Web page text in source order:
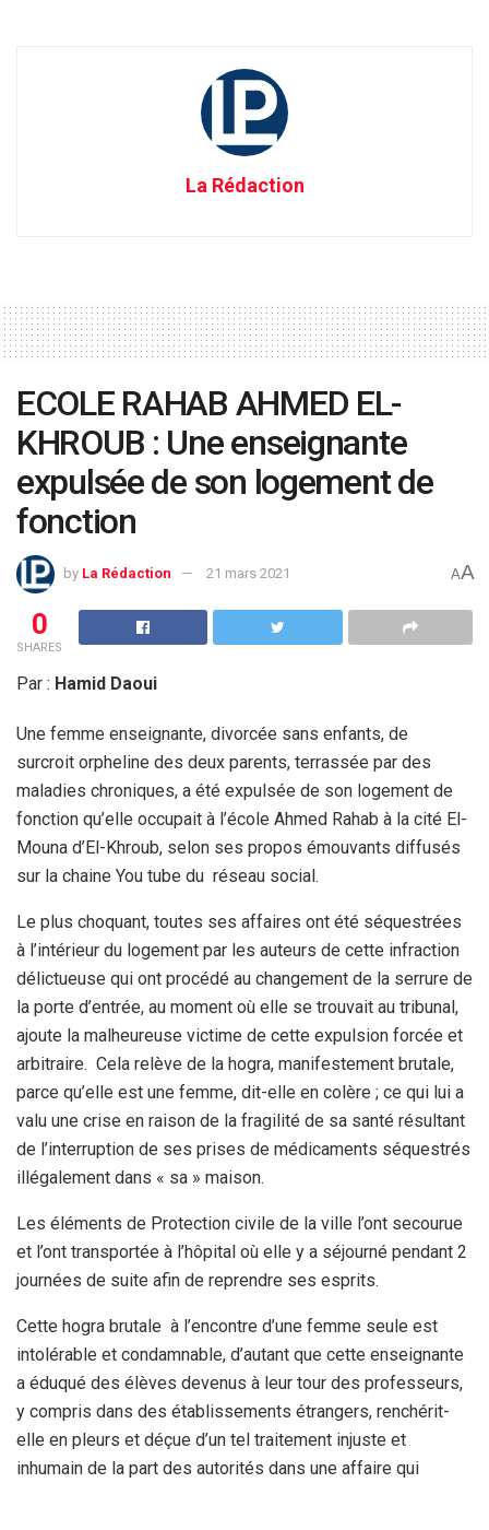
La Rédaction
ECOLE RAHAB AHMED EL-
KHROUB : Une enseignante
expulsée de son logement de
fonction
by La Rédaction 21 mars 2021 AA
0
SHARES
Par : Hamid Daoui
Une femme enseignante, divorcée sans enfants, de
surcroit orpheline des deux parents, terrassée par des
maladies chroniques, a été expulsée de son logement de
fonction qu’elle occupait à l’école Ahmed Rahab à la cité El-
Mouna d’El-Khroub, selon ses propos émouvants diffusés
sur la chaine You tube du réseau social.
Le plus choquant, toutes ses affaires ont été séquestrées
à l’intérieur du logement par les auteurs de cette infraction
délictueuse qui ont procédé au changement de la serrure de
la porte d’entrée, au moment où elle se trouvait au tribunal,
ajoute la malheureuse victime de cette expulsion forcée et
arbitraire. Cela relève de la hogra, manifestement brutale,
parce qu’elle est une femme, dit-elle en colère ; ce qui lui a
valu une crise en raison de la fragilité de sa santé résultant
de l’interruption de ses prises de médicaments séquestrés
illégalement dans « sa » maison.
Les éléments de Protection civile de la ville l’ont secourue
et l’ont transportée à l’hôpital où elle y a séjourné pendant 2
journées de suite afin de reprendre ses esprits.
Cette hogra brutale à l’encontre d’une femme seule est
intolérable et condamnable, d’autant que cette enseignante
a éduqué des élèves devenus à leur tour des professeurs,
y compris dans des établissements étrangers, renchérit-
elle en pleurs et déçue d’un tel traitement injuste et
inhumain de la part des autorités dans une affaire qui